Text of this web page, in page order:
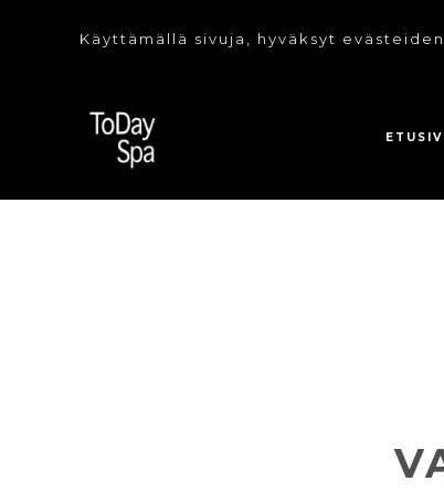
Käyttämällä sivuja, hyväksyt evästeiden